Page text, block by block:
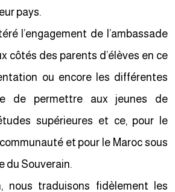
pays.
l’engagement de l’ambassade
côtés des parents d’élèves en ce
ou encore les différentes
de permettre aux jeunes de
supérieures et ce, pour le
et pour le Maroc sous
du Souverain.
nous traduisons fidèlement les